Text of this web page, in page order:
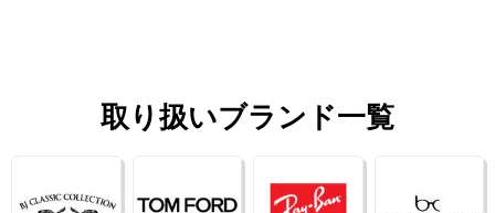
取り扱いブランド一覧